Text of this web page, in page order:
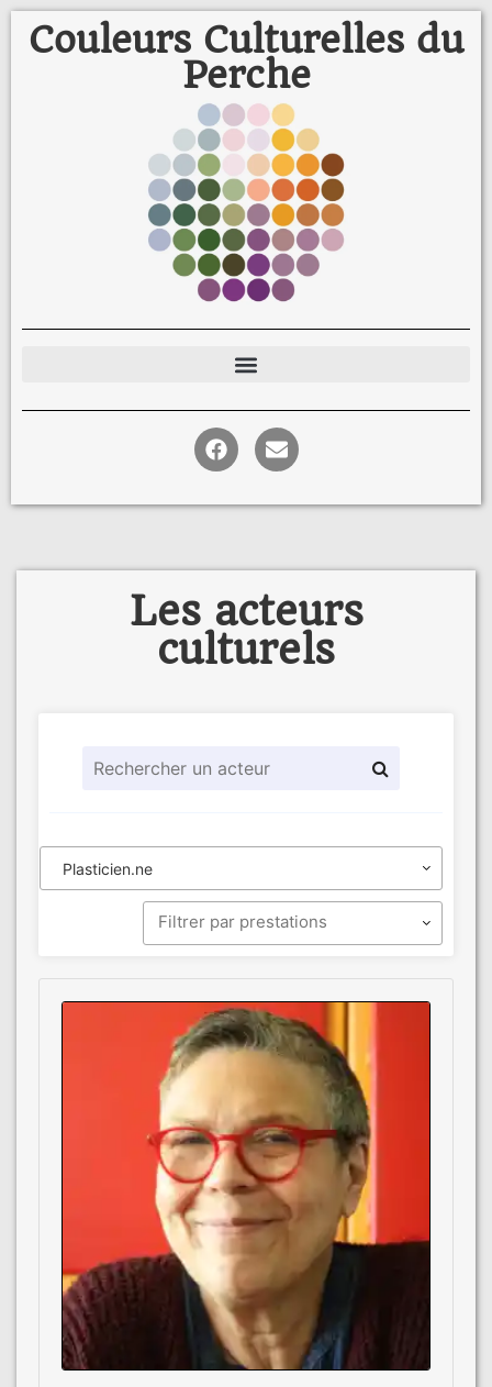
Couleurs Culturelles du
Perche
Les acteurs
culturels
Plasticien.ne